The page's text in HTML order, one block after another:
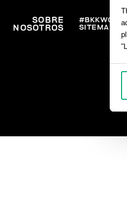
SOBRE
NOSOTROS
SITEMAP